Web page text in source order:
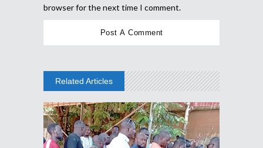
browser for the next time I comment.
Related Articles